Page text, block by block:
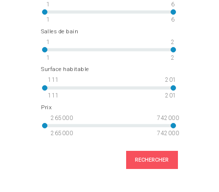
RECHERCHER
1 6
1 6
Salles de bain
1 2
1 2
Surface habitable
111 201
111 201
Prix
265000 742000
265000 742000